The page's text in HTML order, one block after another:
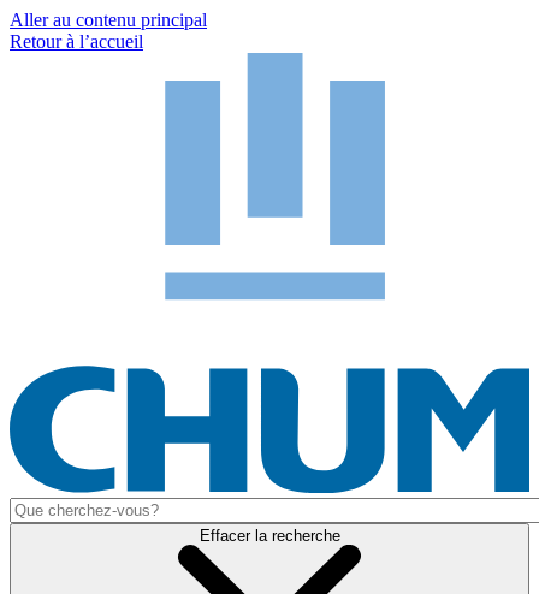
Aller au contenu principal
Retour à l’accueil
Effacer la recherche